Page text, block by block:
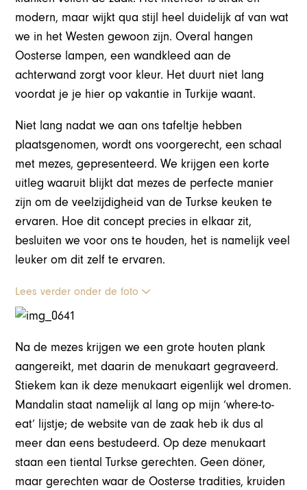
modern, maar wijkt qua stijl heel duidelijk af van wat
we in het Westen gewoon zijn. Overal hangen
Oosterse lampen, een wandkleed aan de
achterwand zorgt voor kleur. Het duurt niet lang
voordat je je hier op vakantie in Turkije waant.
Niet lang nadat we aan ons tafeltje hebben
plaatsgenomen, wordt ons voorgerecht, een schaal
met mezes, gepresenteerd. We krijgen een korte
uitleg waaruit blijkt dat mezes de perfecte manier
zijn om de veelzijdigheid van de Turkse keuken te
ervaren. Hoe dit concept precies in elkaar zit,
besluiten we voor ons te houden, het is namelijk veel
leuker om dit zelf te ervaren.
Lees verder onder de foto
Na de mezes krijgen we een grote houten plank
aangereikt, met daarin de menukaart gegraveerd.
Stiekem kan ik deze menukaart eigenlijk wel dromen.
Mandalin staat namelijk al lang op mijn ‘where-to-
eat’ lijstje; de website van de zaak heb ik dus al
meer dan eens bestudeerd. Op deze menukaart
staan een tiental Turkse gerechten. Geen döner,
maar gerechten waar de Oosterse tradities, kruiden